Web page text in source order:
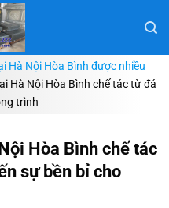
Hà Nội Hòa Bình được nhiều
Hà Nội Hòa Bình chế tác từ đá
trình
Hòa Bình chế tác
sự bền bỉ cho